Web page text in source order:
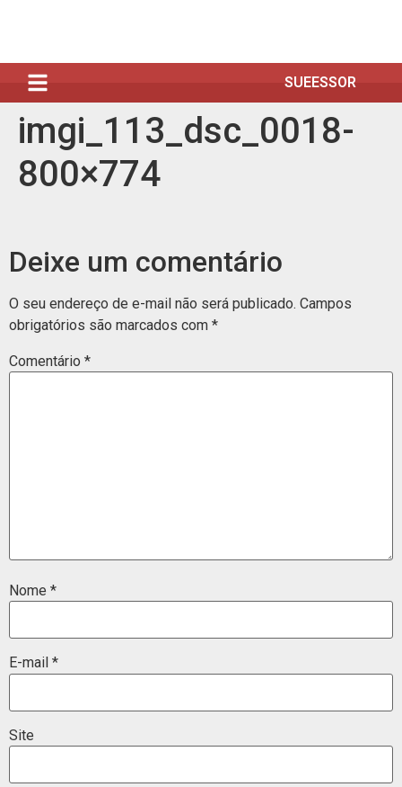
SUEESSOR
imgi_113_dsc_0018-
800×774
Deixe um comentário
O seu endereço de e-mail não será publicado. Campos
obrigatórios são marcados com *
Comentário *
Nome *
E-mail *
Site